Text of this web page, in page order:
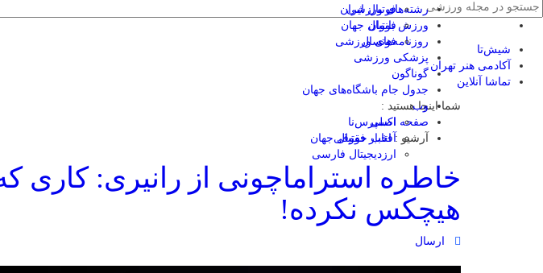
فوتبال ایران
فوتبال جهان
فوتسال
رشته‌های ورزشی
ورزش بانوان
روزنامه‌های ورزشی
پزشکی ورزشی
گوناگون
جدول جام باشگاه‌های جهان
وب
اکسپرس‌نا
آفتاب حقوقی
ارزدیجیتال فارسی
شیش‌تا
آکادمی هنر تهران
تماشا آنلاین
شما اینجا هستید :
صفحه اصلی
آرشیو :اخبار فوتبال جهان
خاطره استراماچونی از رانیری: کاری
هیچکس نکرده!
ارسال